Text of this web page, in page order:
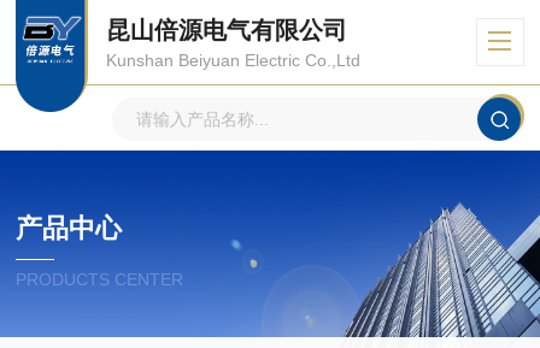
昆山倍源电气有限公司
Kunshan Beiyuan Electric Co.,Ltd
产品中心
PRODUCTS CENTER